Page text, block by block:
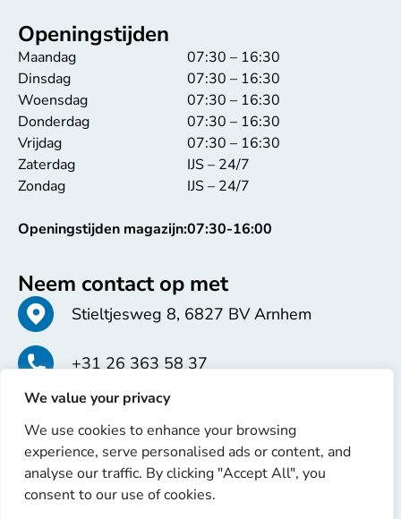
We value your privacy
We use cookies to enhance your browsing
experience, serve personalised ads or content, and
analyse our traffic. By clicking "Accept All", you
consent to our use of cookies.
Openingstijden
Maandag
Dinsdag
Woensdag
Donderdag
Vrijdag
Zaterdag
Zondag
Openingstijden magazijn:
07:30 – 16:30
07:30 – 16:30
07:30 – 16:30
07:30 – 16:30
07:30 – 16:30
IJS – 24/7
IJS – 24/7
07:30-16:00
Neem contact op met
Stieltjesweg 8, 6827 BV Arnhem
+31 26 363 58 37
info@erren.com